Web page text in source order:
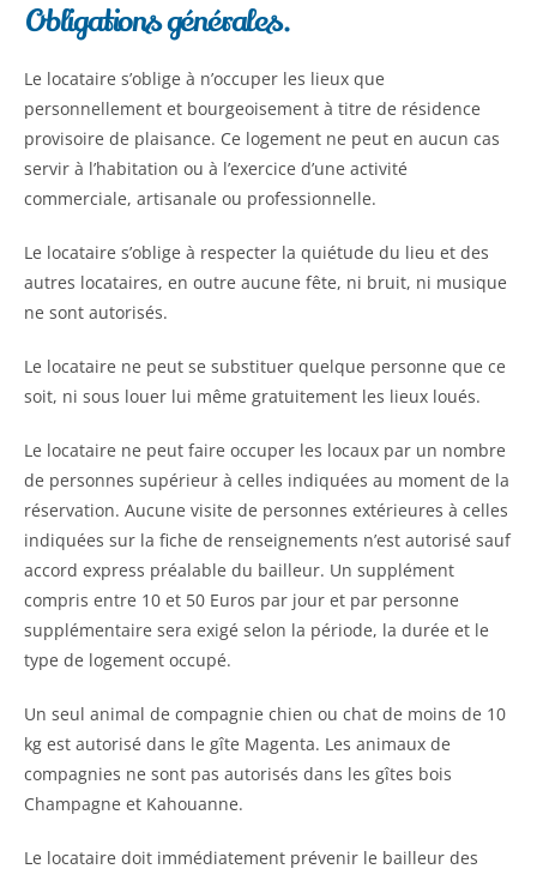
Obligations générales.
Le locataire s’oblige à n’occuper les lieux que
personnellement et bourgeoisement à titre de résidence
provisoire de plaisance. Ce logement ne peut en aucun cas
servir à l’habitation ou à l’exercice d’une activité
commerciale, artisanale ou professionnelle.
Le locataire s’oblige à respecter la quiétude du lieu et des
autres locataires, en outre aucune fête, ni bruit, ni musique
ne sont autorisés.
Le locataire ne peut se substituer quelque personne que ce
soit, ni sous louer lui même gratuitement les lieux loués.
Le locataire ne peut faire occuper les locaux par un nombre
de personnes supérieur à celles indiquées au moment de la
réservation. Aucune visite de personnes extérieures à celles
indiquées sur la fiche de renseignements n’est autorisé sauf
accord express préalable du bailleur. Un supplément
compris entre 10 et 50 Euros par jour et par personne
supplémentaire sera exigé selon la période, la durée et le
type de logement occupé.
Un seul animal de compagnie chien ou chat de moins de 10
kg est autorisé dans le gîte Magenta. Les animaux de
compagnies ne sont pas autorisés dans les gîtes bois
Champagne et Kahouanne.
Le locataire doit immédiatement prévenir le bailleur des